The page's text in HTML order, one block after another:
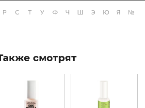
Р С Т У Ф Ч Э Ю Я №
смотрят